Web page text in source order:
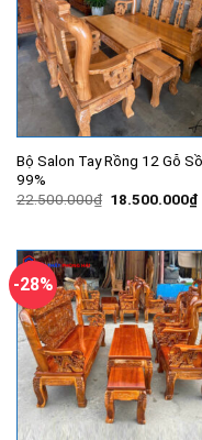
Bộ Salon Tay Rồng 12 Gỗ
99%
22.500.000₫ Giá
18.500.000₫
-28%